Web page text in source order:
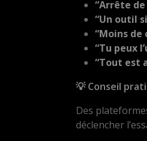
“Arrête
“Un outil
“Moins de
“Tu peux
“Tout est
💡 Conseil
Des
déclencher